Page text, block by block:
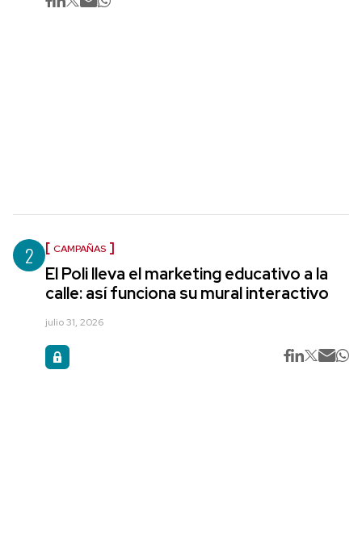
2 CAMPAÑAS
El Poli lleva el marketing educativo a la
calle: así funciona su mural interactivo
julio 31, 2026